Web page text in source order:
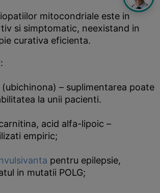
mitocondriale este in
si simptomatic, neexistand in
curativa eficienta.
(ubichinona) – suplimentarea poate
la unii pacienti.
acid alfa-lipoic –
empiric;
pentru epilepsie,
in mutatii POLG;